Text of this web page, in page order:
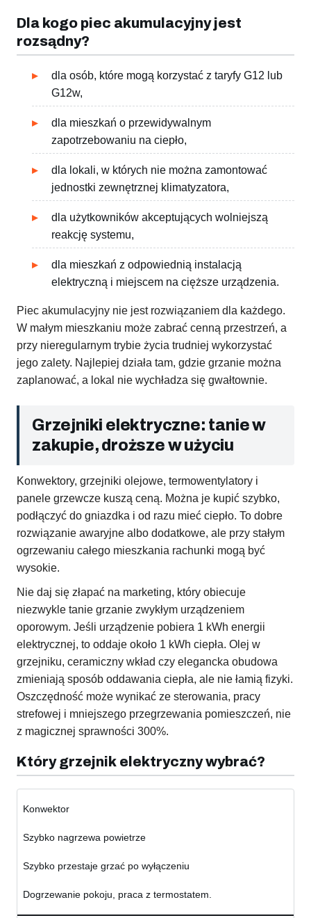
Dla kogo piec akumulacyjny jest
rozsądny?
dla osób, które mogą korzystać z taryfy G12 lub
G12w,
dla mieszkań o przewidywalnym
zapotrzebowaniu na ciepło,
dla lokali, w których nie można zamontować
jednostki zewnętrznej klimatyzatora,
dla użytkowników akceptujących wolniejszą
reakcję systemu,
dla mieszkań z odpowiednią instalacją
elektryczną i miejscem na cięższe urządzenia.
Piec akumulacyjny nie jest rozwiązaniem dla każdego.
W małym mieszkaniu może zabrać cenną przestrzeń, a
przy nieregularnym trybie życia trudniej wykorzystać
jego zalety. Najlepiej działa tam, gdzie grzanie można
zaplanować, a lokal nie wychładza się gwałtownie.
Grzejniki elektryczne: tanie w
zakupie, droższe w użyciu
Konwektory, grzejniki olejowe, termowentylatory i
panele grzewcze kuszą ceną. Można je kupić szybko,
podłączyć do gniazdka i od razu mieć ciepło. To dobre
rozwiązanie awaryjne albo dodatkowe, ale przy stałym
ogrzewaniu całego mieszkania rachunki mogą być
wysokie.
Nie daj się złapać na marketing, który obiecuje
niezwykle tanie grzanie zwykłym urządzeniem
oporowym. Jeśli urządzenie pobiera 1 kWh energii
elektrycznej, to oddaje około 1 kWh ciepła. Olej w
grzejniku, ceramiczny wkład czy elegancka obudowa
zmieniają sposób oddawania ciepła, ale nie łamią fizyki.
Oszczędność może wynikać ze sterowania, pracy
strefowej i mniejszego przegrzewania pomieszczeń, nie
z magicznej sprawności 300%.
Który grzejnik elektryczny wybrać?
Konwektor
Szybko nagrzewa powietrze
Szybko przestaje grzać po wyłączeniu
Dogrzewanie pokoju, praca z termostatem.